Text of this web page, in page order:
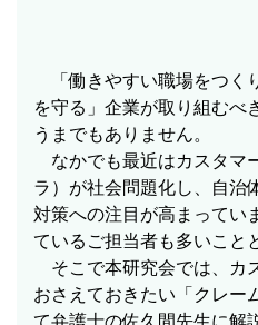
「働きやすい職場をつく
を守る」企業が取り組むべ
うまでもありません。
なかでも最近はカスタマ
ラ）が社会問題化し、自治
対策への注目が高まってい
ているご担当者も多いこと
そこで本研究会では、カ
おさえておきたい「クレー